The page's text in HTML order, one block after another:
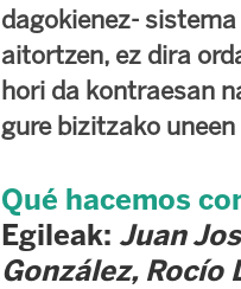
dagokienez-
aitortzen, ez dira
hori da kontraesan
gure bizitzako
Qué hacemos
Egileak: Juan
González, Rocío